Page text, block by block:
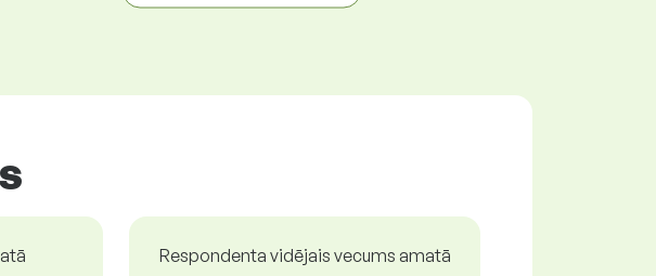
Respondenta vidējais vecums amatā